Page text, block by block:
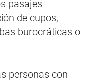
pasajes
de cupos,
burocráticas o
personas con